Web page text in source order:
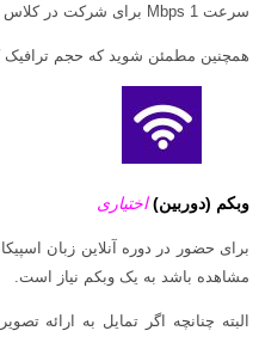
سرعت Mbps 1 برای شرکت در کلاس آنلاین زبان مناسب است.
همچنین مطمئن شوید که حجم ترافیک
وبکم (دوربین)اختیاری
برای حضور در دوره آنلاین زبان
مشاهده باشد به یک وبکم نیاز است.
البته چنانچه اگر تمایل به ارائه